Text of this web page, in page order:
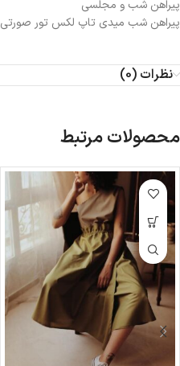
پیراهن شب و مجلسی
پیراهن شب میدی تاپ لکس تور صورتی
نظرات (0)
محصولات مرتبط